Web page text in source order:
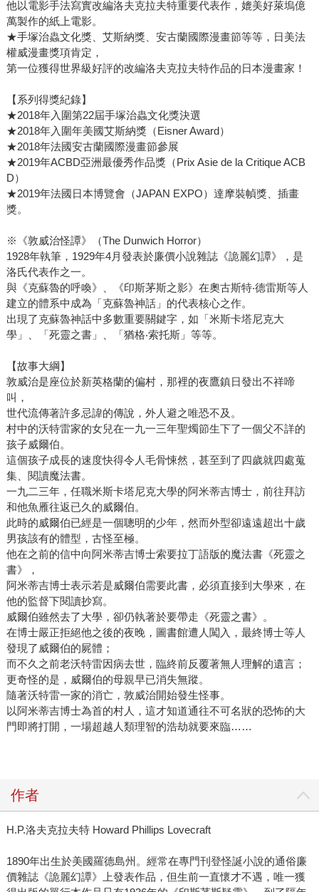
他以電影手法寫實改編洛夫克拉夫特重要代表作，媲美好萊塢億
萬製作的紙上電影。
★手塚治蟲文化獎、艾斯納獎、安古蘭國際漫畫節等等，日美法
權威漫畫獎項肯定，
第一位獲得世界級好評的改編洛夫克拉夫特作品的日本漫畫家！
【系列得獎紀錄】
★2018年入圍第22屆手塚治蟲文化獎決選
★2018年入圍年美國艾斯納獎（Eisner Award）
★2018年法國安古蘭國際漫畫節參展
★2019年ACBD亞洲最優秀作品獎（Prix Asie de la Critique ACB
D）
★2019年法國日本博覽會（JAPAN EXPO）達摩裝幀獎、插畫
獎。
※《敦威治怪譚》（The Dunwich Horror）
1928年執筆，1929年4月發表於廉價小說雜誌《詭麗幻譚》，是
洛氏代表作之一。
與《克蘇魯的呼喚》、《印斯茅斯之影》在奧古斯特‧德雷斯等人
建立的體系中成為「克蘇魯神話」的代表核心之作。
出現了克蘇魯神話中多數重要關鍵字，如「米斯卡塔尼克大
學」、「死靈之書」、「猶格‧索托斯」等等。
【故事大綱】
敦威治是座位於新英格蘭的偏村，那裡的夜鷹鎮日發出不祥啼
叫，
世代流傳著許多忌諱的傳說，外人避之唯恐不及。
村中的沃特雷家的女兒在一九一三年聖燭節生下了一個父不詳的
孩子威爾伯。
這個孩子成長的速度快得令人毛骨悚然，甚至到了四歲就四處蒐
集、閱讀魔法書。
一九二三年，任職米斯卡塔尼克大學的阿米蒂吉博士，前往拜訪
和他魚雁往返已久的威爾伯。
此時的威爾伯已經是一個聰明的少年，然而外型卻遠遠超出十歲
男孩該有的體型，古怪至極。
他在之前的信中向阿米蒂吉博士索要拉丁語版的魔法書《死靈之
書》，
阿米蒂吉博士表示若是威爾伯需要此書，必須直接到大學來，在
他的監督下閱讀抄寫。
威爾伯雖然去了大學，卻仍執著於要帶走《死靈之書》。
在博士嚴正拒絕他之後的夜晚，圖書館遭人闖入，最終博士等人
發現了威爾伯的屍體；
而不久之前老沃特雷因病去世，臨終前反覆著無人理解的遺言；
更奇怪的是，威爾伯的母親早已消失無蹤。
隨著沃特雷一家的消亡，敦威治開始發生怪事。
以阿米蒂吉博士為首的村人，這才知道通往不可名狀的恐怖的大
門即將打開，一場超越人類理智的浩劫就要來臨……
作者
H.P.洛夫克拉夫特 Howard Phillips Lovecraft
1890年出生於美國羅德島州。經常在專門刊登怪誕小說的通俗廉
價雜誌《詭麗幻譚》上發表作品，但生前一直懷才不遇，唯一獲